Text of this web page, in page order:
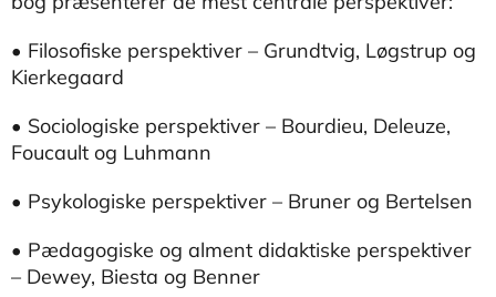
• Filosofiske perspektiver – Grundtvig, Løgstrup og
Kierkegaard
• Sociologiske perspektiver – Bourdieu, Deleuze,
Foucault og Luhmann
• Psykologiske perspektiver – Bruner og Bertelsen
• Pædagogiske og alment didaktiske perspektiver
– Dewey, Biesta og Benner